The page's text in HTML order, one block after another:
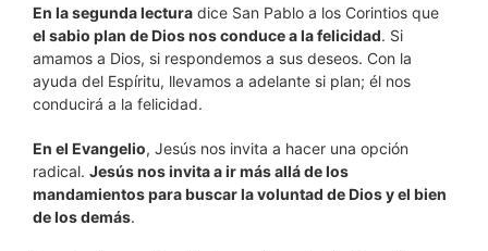
En la segunda lectura dice San Pablo a los Corintios que
el sabio plan de Dios nos conduce a la felicidad. Si
amamos a Dios, si respondemos a sus deseos. Con la
ayuda del Espíritu, llevamos a adelante si plan; él nos
conducirá a la felicidad.
En el Evangelio, Jesús nos invita a hacer una opción
radical. Jesús nos invita a ir más allá de los
mandamientos para buscar la voluntad de Dios y el bien
de los demás.